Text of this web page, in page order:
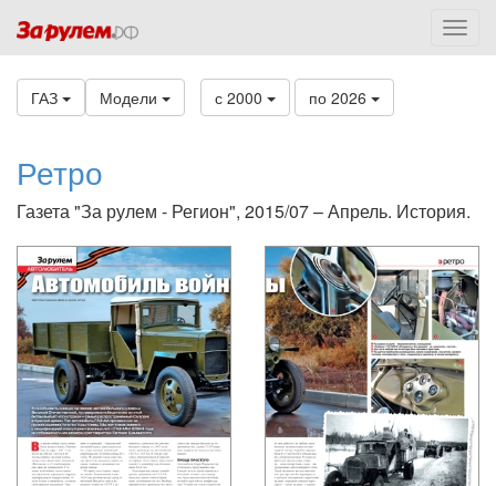
ГАЗ Модели с 2000 по 2026
Ретро
Газета "За рулем - Регион", 2015/07 – Апрель. История.